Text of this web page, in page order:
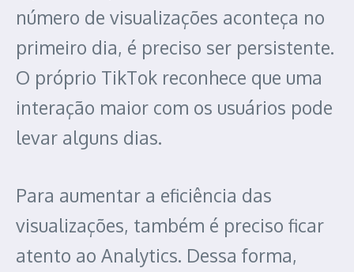
número de visualizações aconteça no
primeiro dia, é preciso ser persistente.
O próprio TikTok reconhece que uma
interação maior com os usuários pode
levar alguns dias.
Para aumentar a eficiência das
visualizações, também é preciso ficar
atento ao Analytics. Dessa forma,